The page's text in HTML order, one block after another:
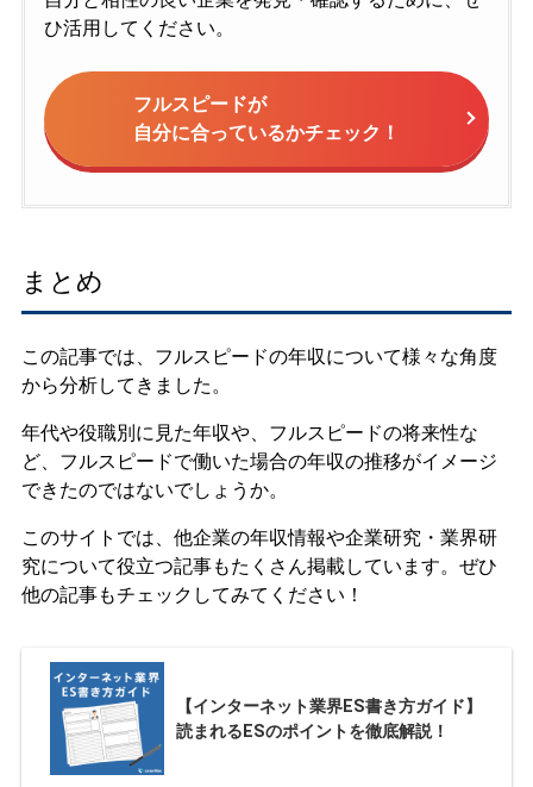
ひ活用してください。
フルスピードが
自分に合っているかチェック！
まとめ
この記事では、フルスピードの年収について様々な角度
から分析してきました。
年代や役職別に見た年収や、フルスピードの将来性な
ど、フルスピードで働いた場合の年収の推移がイメージ
できたのではないでしょうか。
このサイトでは、他企業の年収情報や企業研究・業界研
究について役立つ記事もたくさん掲載しています。ぜひ
他の記事もチェックしてみてください！
【インターネット業界ES書き方ガイド】
読まれるESのポイントを徹底解説！